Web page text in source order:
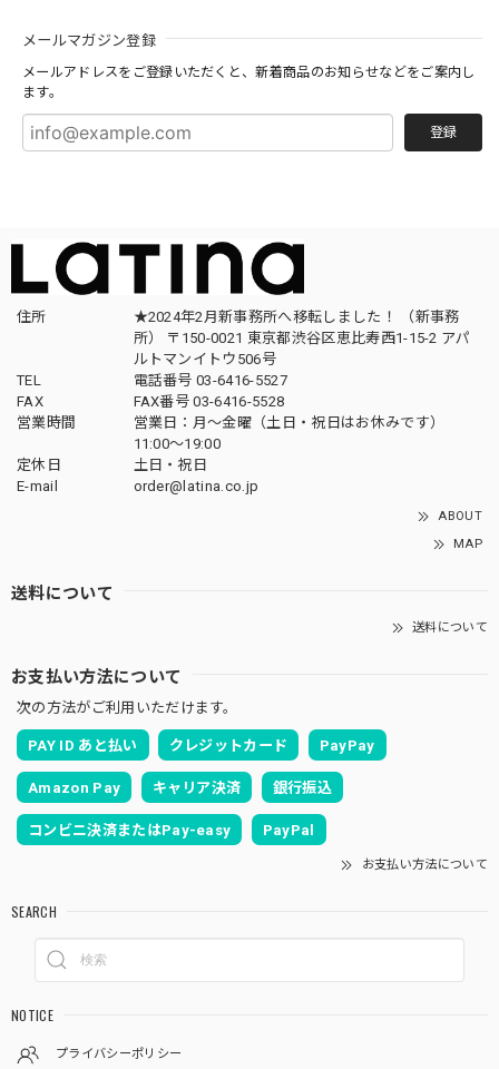
メールマガジン登録
メールアドレスをご登録いただくと、新着商品のお知らせなどをご案内し
ます。
登録
住所
★2024年2月新事務所へ移転しました！ （新事務
所） 〒150-0021 東京都渋谷区恵比寿西1-15-2 アパ
ルトマンイトウ506号
TEL
電話番号 03-6416-5527
FAX
FAX番号 03-6416-5528
営業時間
営業日：月〜金曜（土日・祝日はお休みです）
11:00〜19:00
定休日
土日・祝日
E-mail
order@latina.co.jp
ABOUT
MAP
送料について
送料について
お支払い方法について
次の方法がご利用いただけます。
PAY ID あと払い クレジットカード PayPay
Amazon Pay キャリア決済 銀行振込
コンビニ決済またはPay-easy PayPal
お支払い方法について
SEARCH
NOTICE
プライバシーポリシー